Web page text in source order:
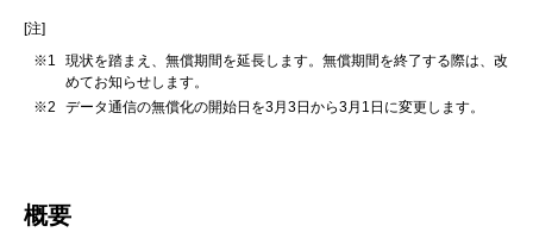
[注]
※1
現状を踏まえ、無償期間を延長します。無償期間を終了する際は、改
めてお知らせします。
※2
データ通信の無償化の開始日を3月3日から3月1日に変更します。
概要